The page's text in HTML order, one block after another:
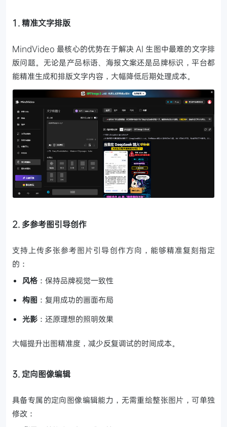
1. 精准文字排版
MindVideo 最核心的优势在于解决 AI 生图中最难的文字排
版问题。无论是产品标语、海报文案还是品牌标识，平台都
能精准生成和排版文字内容，大幅降低后期处理成本。
2. 多参考图引导创作
支持上传多张参考图片引导创作方向，能够精准复刻指定
的：
风格 ：保持品牌视觉一致性
构图 ：复用成功的画面布局
光影 ：还原理想的照明效果
大幅提升出图精准度，减少反复调试的时间成本。
3. 定向图像编辑
具备专属的定向图像编辑能力，无需重绘整张图片，可单独
修改：